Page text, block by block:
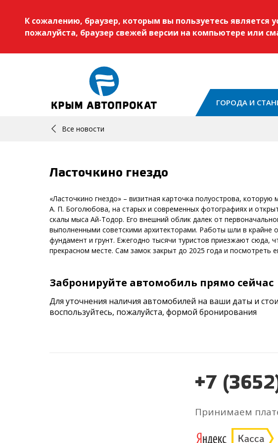
К сожалению, браузер, которым вы пользуетесь
пожалуйста, браузер свежей версии на компьютере или
ГОРОДА И
Все новости
Ласточкино гнездо
«Ласточкино гнездо» – визитная карточка полуострова,
А. П. Боголюбова, на старых и современных фотографиях и
скалы мыса Ай-Тодор. Его внешний облик далек от
выполненными советскими архитекторами. Работы шли в крайне
фундамент и грунт. Ежегодно тысячи туристов приезжают
прекрасном месте. Сам замок закрыт до 2025 года и посмотреть
Забронируйте автомобиль прямо сейчас
Для уточнения наличия автомобилей на ваши даты и
воспользуйтесь, пожалуйста, формой бронирования
+7
Принимаем